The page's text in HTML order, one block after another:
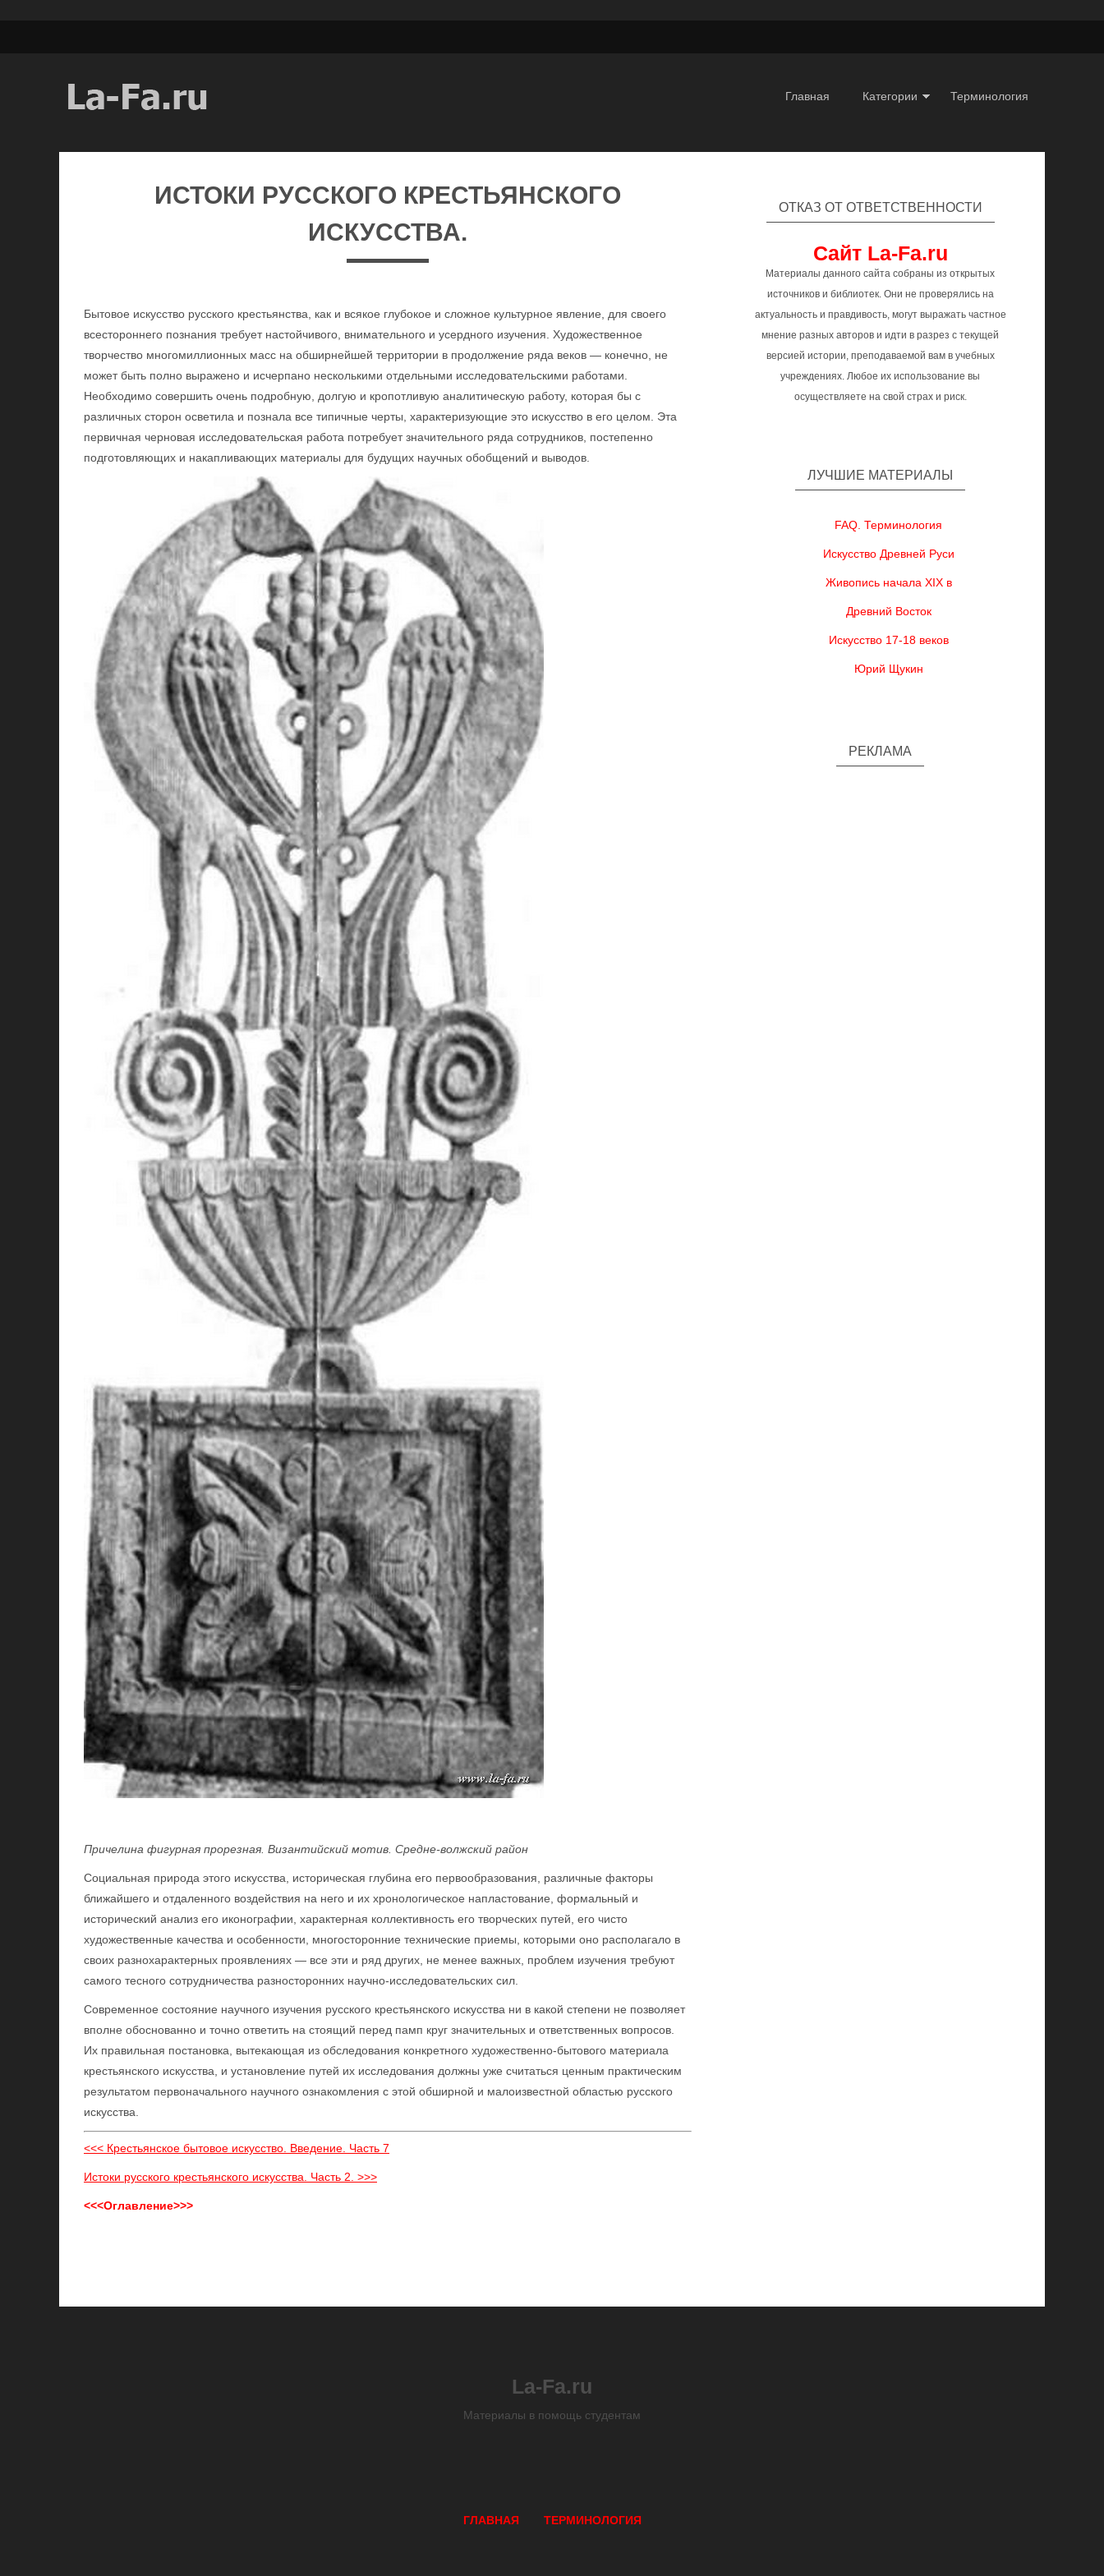
Главная Категории Терминология
ИСТОКИ РУССКОГО КРЕСТЬЯНСКОГО
ИСКУССТВА.
Бытовое искусство русского крестьянства, как и всякое глубокое и сложное культурное явление, для своего
всестороннего познания требует настойчивого, внимательного и усердного изучения. Художественное
творчество многомиллионных масс на обширнейшей территории в продолжение ряда веков — конечно, не
может быть полно выражено и исчерпано несколькими отдельными исследовательскими работами.
Необходимо совершить очень подробную, долгую и кропотливую аналитическую работу, которая бы с
различных сторон осветила и познала все типичные черты, характеризующие это искусство в его целом. Эта
первичная черновая исследовательская работа потребует значительного ряда сотрудников, постепенно
подготовляющих и накапливающих материалы для будущих научных обобщений и выводов.
Причелина фигурная прорезная. Византийский мотив. Средне-волжский район
Социальная природа этого искусства, историческая глубина его первообразования, различные факторы
ближайшего и отдаленного воздействия на него и их хронологическое напластование, формальный и
исторический анализ его иконографии, характерная коллективность его творческих путей, его чисто
художественные качества и особенности, многосторонние технические приемы, которыми оно располагало в
своих разнохарактерных проявлениях — все эти и ряд других, не менее важных, проблем изучения требуют
самого тесного сотрудничества разносторонних научно-исследовательских сил.
Современное состояние научного изучения русского крестьянского искусства ни в какой степени не позволяет
вполне обоснованно и точно ответить на стоящий перед памп круг значительных и ответственных вопросов.
Их правильная постановка, вытекающая из обследования конкретного художественно-бытового материала
крестьянского искусства, и установление путей их исследования должны уже считаться ценным практическим
результатом первоначального научного ознакомления с этой обширной и малоизвестной областью русского
искусства.
<<< Крестьянское бытовое искусство. Введение. Часть 7
Истоки русского крестьянского искусства. Часть 2. >>>
<<<Оглавление>>>
ОТКАЗ ОТ ОТВЕТСТВЕННОСТИ
Сайт La-Fa.ru
Материалы данного сайта собраны из открытых
источников и библиотек. Они не проверялись на
актуальность и правдивость, могут выражать частное
мнение разных авторов и идти в разрез с текущей
версией истории, преподаваемой вам в учебных
учреждениях. Любое их использование вы
осуществляете на свой страх и риск.
ЛУЧШИЕ МАТЕРИАЛЫ
FAQ. Терминология
Искусство Древней Руси
Живопись начала XIX в
Древний Восток
Искусство 17-18 веков
Юрий Щукин
РЕКЛАМА
La-Fa.ru
Материалы в помощь студентам
ГЛАВНАЯ ТЕРМИНОЛОГИЯ